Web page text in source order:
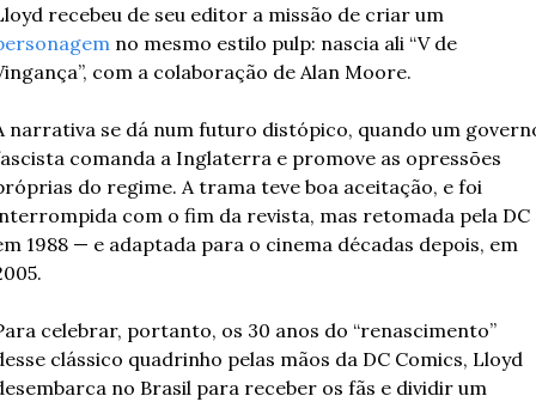
Lloyd recebeu de seu editor a missão de criar um
no mesmo estilo pulp: nascia ali “V de
com a colaboração de Alan Moore.
narrativa se dá num futuro distópico, quando um
comanda a Inglaterra e promove as opressões
do regime. A trama teve boa aceitação, e foi
com o fim da revista, mas retomada pela DC
1988 — e adaptada para o cinema décadas depois, em
celebrar, portanto, os 30 anos do “renascimento”
clássico quadrinho pelas mãos da DC Comics, Lloyd
no Brasil para receber os fãs e dividir um